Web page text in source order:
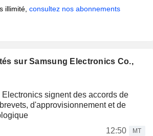
illimité, consultez nos abonnements
sur Samsung Electronics Co.,
signent des accords de
d'approvisionnement et de
12:50
MT